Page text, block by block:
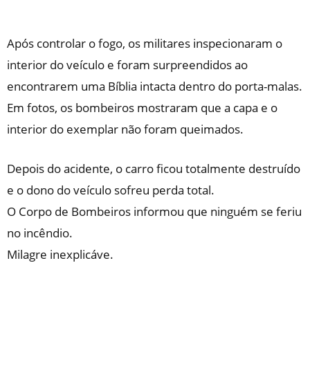
Após controlar o fogo, os militares inspecionaram o
interior do veículo e foram surpreendidos ao
encontrarem uma Bíblia intacta dentro do porta-malas.
Em fotos, os bombeiros mostraram que a capa e o
interior do exemplar não foram queimados.
Depois do acidente, o carro ficou totalmente destruído
e o dono do veículo sofreu perda total.
O Corpo de Bombeiros informou que ninguém se feriu
no incêndio.
Milagre inexplicáve.